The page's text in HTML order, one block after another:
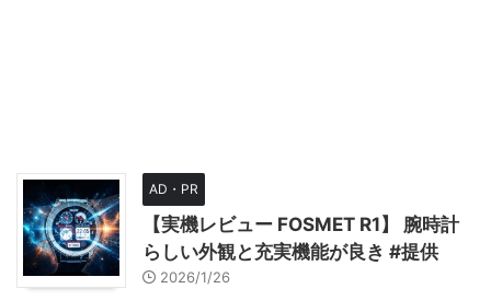
AD・PR
【実機レビュー FOSMET R1】 腕時計
らしい外観と充実機能が良き #提供
2026/1/26